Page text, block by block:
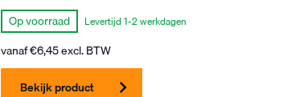
Op voorraad
Levertijd 1-2 werkdagen
vanaf€6,45excl. BTW
Bekijk product